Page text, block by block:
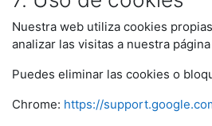
Nuestra web utiliza cookies
analizar las visitas a nuestra
Puedes eliminar las cookies o
Chrome: https://